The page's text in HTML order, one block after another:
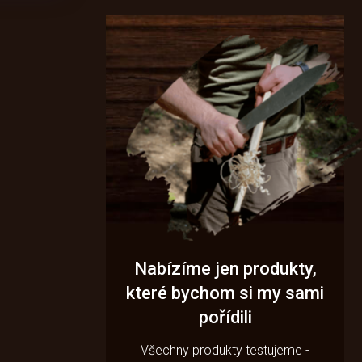
Nabízíme jen produkty,
které bychom si my sami
pořídili
Všechny produkty testujeme -